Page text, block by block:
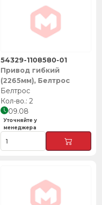
Привод гибкий
(2265мм), Белтрос
54329-1108580-01
Белтрос
2
09.08
Уточняйте у
менеджера